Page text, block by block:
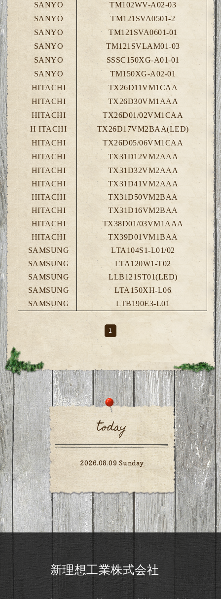
SANYO
TM102WV-A02-03
SANYO
TM121SVA0501-2
SANYO
TM121SVA0601-01
SANYO
TM121SVLAM01-03
SANYO
SSSC150XG-A01-01
SANYO
TM150XG-A02-01
HITACHI
TX26D11VM1CAA
HITACHI
TX26D30VM1AAA
HITACHI
TX26D01/02VM1CAA
H ITACHI
TX26D17VM2BAA(LED)
HITACHI
TX26D05/06VM1CAA
HITACHI
TX31D12VM2AAA
HITACHI
TX31D32VM2AAA
HITACHI
TX31D41VM2AAA
HITACHI
TX31D50VM2BAA
HITACHI
TX31D16VM2BAA
HITACHI
TX38D01/03VM1AAA
HITACHI
TX39D01VM1BAA
SAMSUNG
LTA104S1-L01/02
SAMSUNG
LTA120W1-T02
SAMSUNG
LLB121ST01(LED)
SAMSUNG
LTA150XH-L06
SAMSUNG
LTB190E3-L01
1
today
2026.08.09 Sunday
新理想工業株式会社